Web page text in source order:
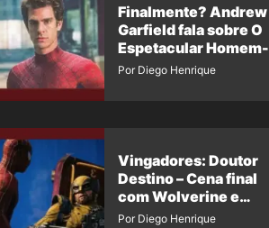
Finalmente? Andrew
Garfield fala sobre O
Espetacular Homem-
Aranha 3
Por Diego Henrique
Vingadores: Doutor
Destino – Cena final
com Wolverine e
Homem-Aranha de
Por Diego Henrique